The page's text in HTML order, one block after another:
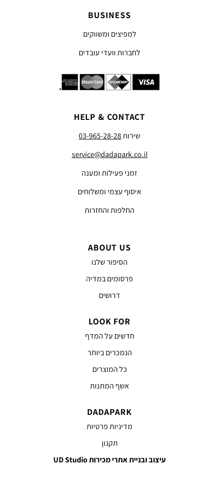
BUSINESS
למפיצים ומשווקים
לחברות וועדי עובדים
HELP & CONTACT
שירות03-965-28-28
service@dadapark.co.il
זמני פעילות ומענה
איסוף עצמי ומשלוחים
החלפות והחזרות
ABOUT US
הסיפור שלנו
פרסומים במדיה
דרושים
LOOK FOR
חדשים על המדף
הנמכרים ביותר
כל המוצרים
אשף המתנות
DADAPARK
מדיניות פרטיות
תקנון
עיצוב ובניית אתרי מכירות UD Studio